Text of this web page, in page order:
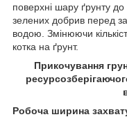
поверхні шару ґрунту до
зелених добрив перед
водою. Змінюючи
котка на ґрунт.
Прикочування
Робоча ширина